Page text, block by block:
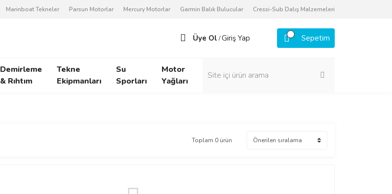
Marinboat Tekneler Parsun Motorlar Mercury Motorlar Garmin Balık Bulucular Cressi-Sub Dalış Malzemeleri
Üye Ol /Giriş Yap Sepetim
Demirleme
& Rıhtım
Tekne
Ekipmanları
Su
Sporları
Motor
Yağları
Toplam 0 ürün